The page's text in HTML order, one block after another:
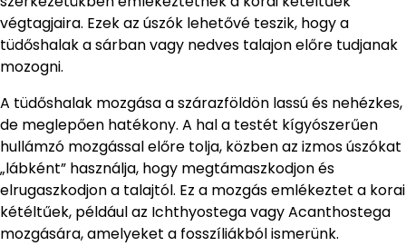
végtagjaira. Ezek az úszók lehetővé teszik, hogy a
tüdőshalak a sárban vagy nedves talajon előre tudjanak
mozogni.
A tüdőshalak mozgása a szárazföldön lassú és nehézkes,
de meglepően hatékony. A hal a testét kígyószerűen
hullámzó mozgással előre tolja, közben az izmos úszókat
„lábként” használja, hogy megtámaszkodjon és
elrugaszkodjon a talajtól. Ez a mozgás emlékeztet a korai
kétéltűek, például az Ichthyostega vagy Acanthostega
mozgására, amelyeket a fosszíliákból ismerünk.